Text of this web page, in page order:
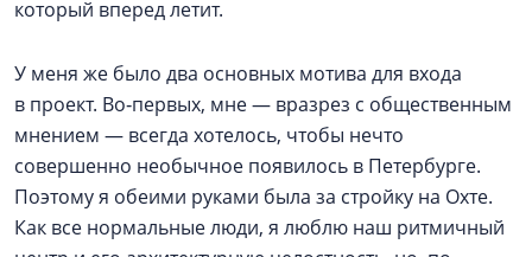
который вперед летит.
У меня же было два основных мотива для входа
в проект. Во‑первых, мне — вразрез с общественным
мнением — всегда хотелось, чтобы нечто
совершенно необычное появилось в Петербурге.
Поэтому я обеими руками была за стройку на Охте.
Как все нормальные люди, я люблю наш ритмичный